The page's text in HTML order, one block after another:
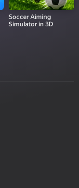
Soccer Aiming
Simulator in 3D